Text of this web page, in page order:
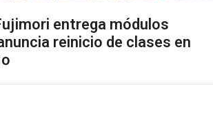
entrega módulos
reinicio de clases en